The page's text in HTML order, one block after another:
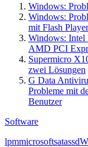
Windows:
Windows:
mit Flash
Windows: Intel
AMD PCI
Supermicro
zwei Lösungen
G Data
Probleme mit
Benutzer
Software
lpmmicrosoftsatassd